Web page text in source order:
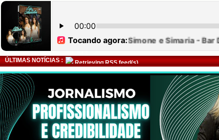
ÚLTIMAS NOTÍCIAS : Retrieving RSS feed(s)